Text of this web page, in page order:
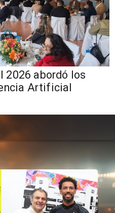
2026 abordó los
Artificial